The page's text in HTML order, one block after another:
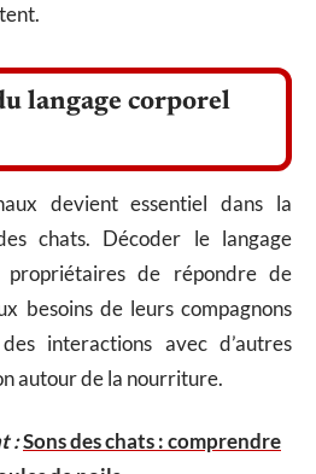
langage corporel
devient essentiel dans la
chats. Décoder le langage
de répondre de
besoins de leurs compagnons
interactions avec d’autres
autour de la nourriture.
:Sons des chats : comprendre